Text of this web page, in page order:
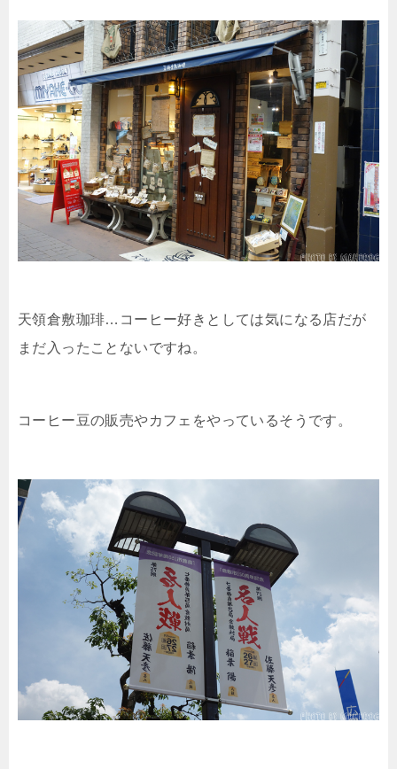
天領倉敷珈琲…コーヒー好きとしては気になる店だが
まだ入ったことないですね。
コーヒー豆の販売やカフェをやっているそうです。